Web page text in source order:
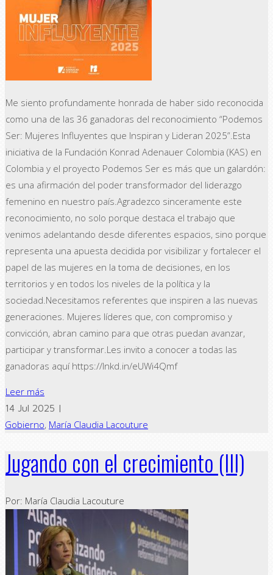
Me siento profundamente honrada de haber sido reconocida
como una de las 36 ganadoras del reconocimiento “Podemos
Ser: Mujeres Influyentes que Inspiran y Lideran 2025”.Esta
iniciativa de la Fundación Konrad Adenauer Colombia (KAS) en
Colombia y el proyecto Podemos Ser es más que un galardón:
es una afirmación del poder transformador del liderazgo
femenino en nuestro país.Agradezco sinceramente este
reconocimiento, no solo porque destaca el trabajo que
venimos adelantando desde diferentes espacios, sino porque
representa una apuesta decidida por visibilizar y fortalecer el
papel de las mujeres en la toma de decisiones, en los
territorios y en todos los niveles de la política y la
sociedad.Necesitamos referentes que inspiren a las nuevas
generaciones. Mujeres líderes que, con compromiso y
convicción, abran camino para que otras puedan avanzar,
participar y transformar.Les invito a conocer a todas las
ganadoras aquí https://lnkd.in/eUWi4Qmf
Leer más
14 Jul 2025 |
Gobierno, María Claudia Lacouture
Jugando con el crecimiento (III)
Por: María Claudia Lacouture